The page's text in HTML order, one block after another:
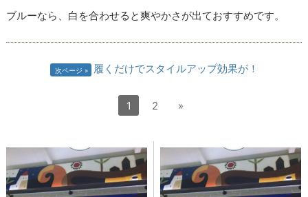
ブルーなら、白を合わせると爽やかさが出ておすすめです。
次ページ 履くだけでスタイルアップ効果が！
1 2 »